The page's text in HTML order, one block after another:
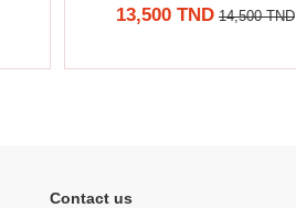
13,500 TND 14,500 TND
Contact us